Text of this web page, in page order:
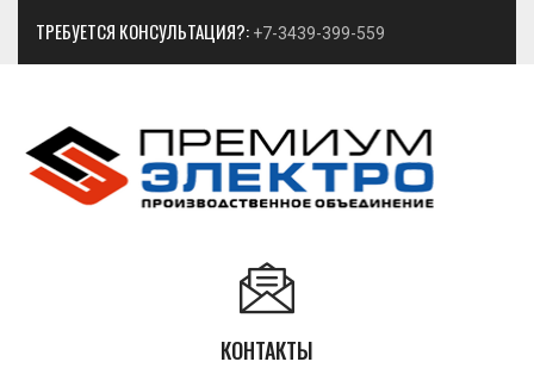
ТРЕБУЕТСЯ КОНСУЛЬТАЦИЯ?: +7-3439-399-559
КОНТАКТЫ